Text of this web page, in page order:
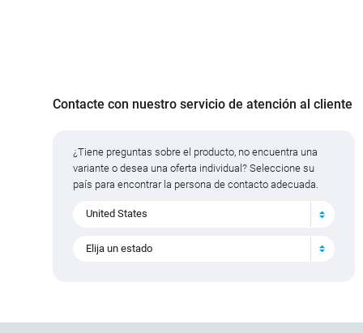
Contacte con nuestro servicio de atención al cliente
¿Tiene preguntas sobre el producto, no encuentra una
variante o desea una oferta individual? Seleccione su
país para encontrar la persona de contacto adecuada.
United States
Elija un estado